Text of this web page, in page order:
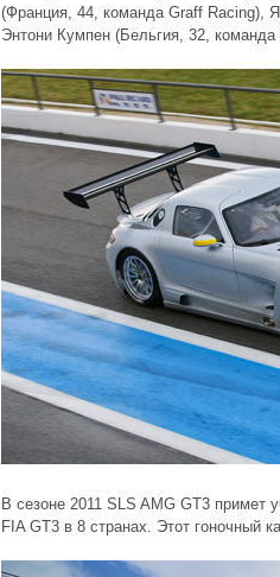
(Франция, 44, команда Graff Racing),
Энтони Кумпен (Бельгия, 32,
В сезоне 2011 SLS AMG GT3 примет
FIA GT3 в 8 странах. Этот гоночный